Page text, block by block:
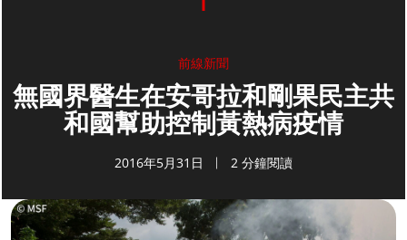
前線新聞
無國界醫生在安哥拉和剛果民主共
和國幫助控制黃熱病疫情
2016年5月31日 2 分鐘閱讀